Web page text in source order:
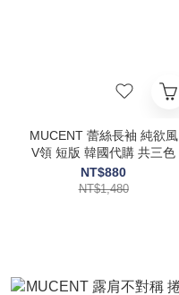
MUCENT 蕾絲長袖 純欲風
V領 短版 韓國代購 共三色
NT$880
NT$1,480